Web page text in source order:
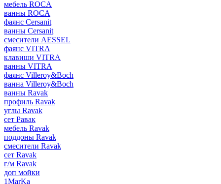
мебель ROCA
ванны ROCA
фаянс Cersanit
ванны Cersanit
смесители AESSEL
фаянс VITRA
клавиши VITRA
ванны VITRA
фаянс Villeroy&Boch
ванна Villeroy&Boch
ванны Ravak
профиль Ravak
углы Ravak
сет Равак
мебель Ravak
поддоны Ravak
смесители Ravak
сет Ravak
г/м Ravak
доп мойки
1MarKa